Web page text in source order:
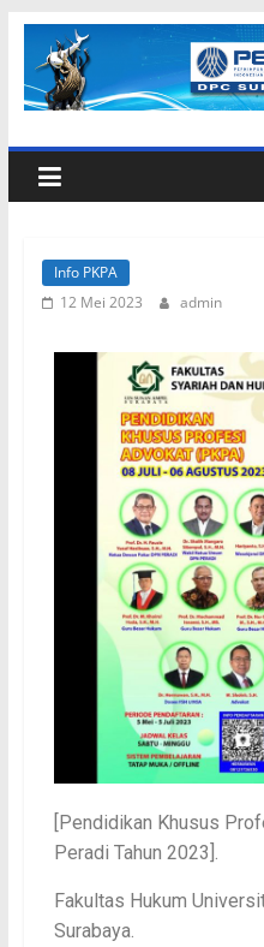
Info PKPA
12 Mei 2023
admin
[Pendidikan Khusus
Peradi Tahun 2023].
Fakultas Hukum
Surabaya.